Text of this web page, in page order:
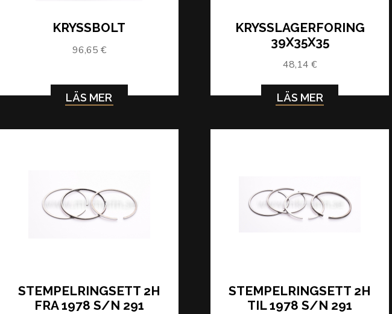
KRYSSBOLT
96,65 €
LÄS MER
KRYSSLAGERFORING
39X35X35
48,14 €
LÄS MER
STEMPELRINGSETT 2H
FRA 1978 S/N 291
STEMPELRINGSETT 2H
TIL 1978 S/N 291